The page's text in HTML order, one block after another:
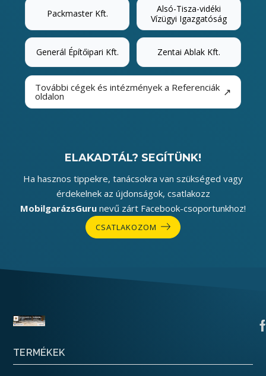
Packmaster Kft.
Alsó-Tisza-vidéki
Vízügyi Igazgatóság
Generál Építőipari Kft. Zentai Ablak Kft.
További cégek és intézmények a Referenciák
oldalon ↗
ELAKADTÁL? SEGÍTÜNK!
Ha hasznos tippekre, tanácsokra van szükséged vagy
érdekelnek az újdonságok, csatlakozz
MobilgarázsGuru nevű zárt Facebook-csoportunkhoz!
CSATLAKOZOM
TERMÉKEK